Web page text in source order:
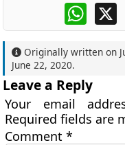
X
Originally written on
June 22, 2020.
Leave a Reply
Your email
Required fields are
Comment*